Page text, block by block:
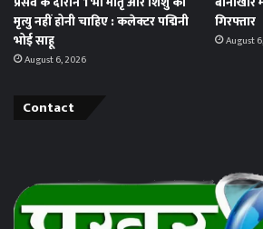
मृत्यु नहीं होनी चाहिए : कलेक्टर पद्मिनी
भोई साहू
August 6, 2026
गिरफ्तार
August
Contact